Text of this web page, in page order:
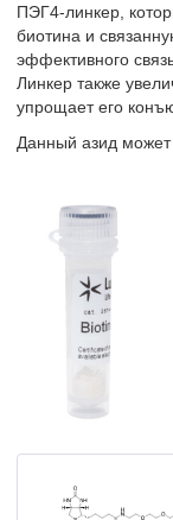
ПЭГ4-линкер,
биотина и
эффективного
Линкер также
упрощает его
Данный азид может